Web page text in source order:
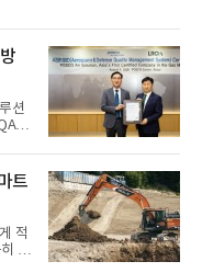
션
주·
코
스
한
질
혔
품
트
적
무